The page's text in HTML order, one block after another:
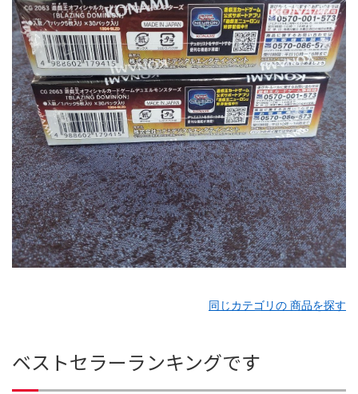
同じカテゴリの 商品を探す
ベストセラーランキングです